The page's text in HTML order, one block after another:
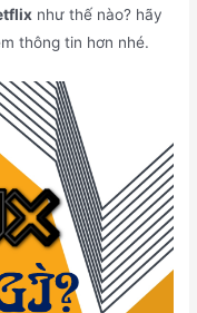
như thế nào? hãy
thông tin hơn nhé.